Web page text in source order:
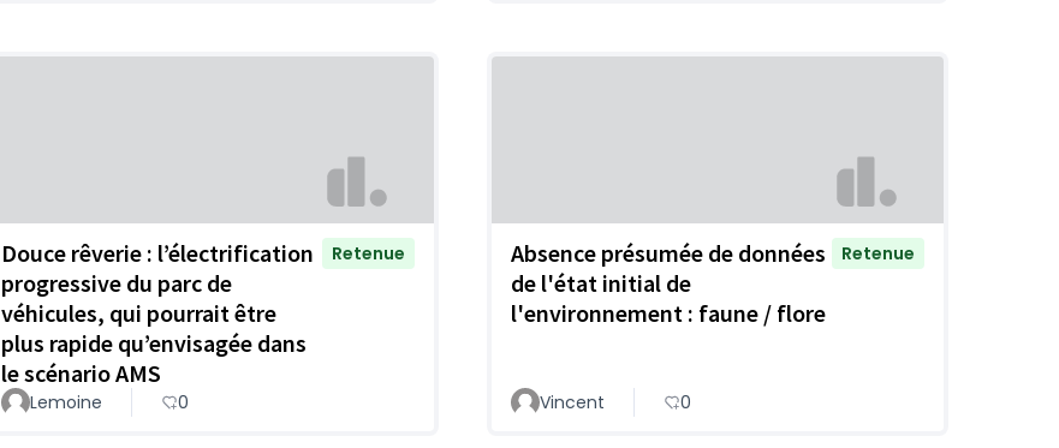
Douce rêverie : l’électrification
progressive du parc de
véhicules, qui pourrait être
plus rapide qu’envisagée dans
le scénario AMS
Retenue
Lemoine 0
Absence présumée de données
de l'état initial de
l'environnement : faune / flore
Retenue
Vincent 0